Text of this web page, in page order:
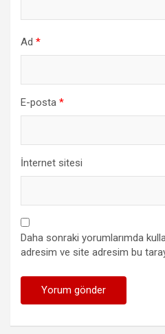
Ad *
E-posta *
İnternet sitesi
Daha sonraki yorumlarımda
adresim ve site adresim bu